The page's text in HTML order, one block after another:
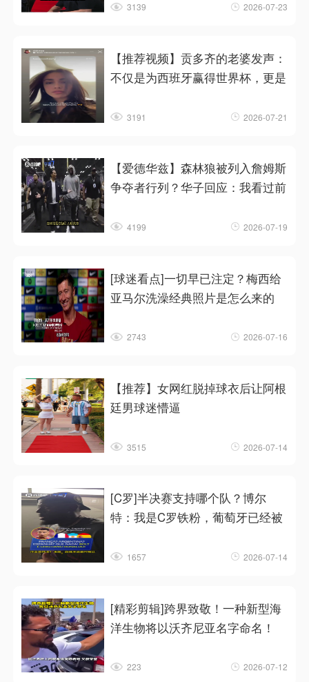
3139 2026-07-23
【推荐视频】贡多齐的老婆发声：
不仅是为西班牙赢得世界杯，更是
3191 2026-07-21
【爱德华兹】森林狼被列入詹姆斯
争夺者行列？华子回应：我看过前
4199 2026-07-19
[球迷看点]一切早已注定？梅西给
亚马尔洗澡经典照片是怎么来的
2743 2026-07-16
【推荐】女网红脱掉球衣后让阿根
廷男球迷懵逼
3515 2026-07-14
[C罗]半决赛支持哪个队？博尔
特：我是C罗铁粉，葡萄牙已经被
1657 2026-07-14
[精彩剪辑]跨界致敬！一种新型海
洋生物将以沃齐尼亚名字命名！
223 2026-07-12